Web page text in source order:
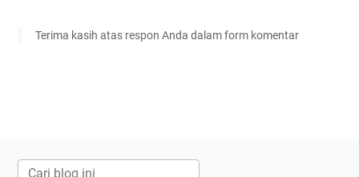
Terima kasih atas respon Anda dalam form komentar